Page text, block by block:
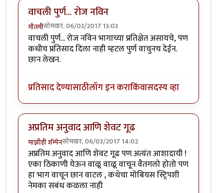
वाचली पुर्ण... रोज नविन
गौतमीसोमवार, 06/03/2017 13:03
वाचली पुर्ण... रोज नविन भागाच्या प्रतिक्षेत असायचे, पण
कधीच प्रतिसाद दिला नाही म्हटल पुर्ण वाचुनच देईन.
छान लेखन.
प्रतिसाद देण्यासाठीलॉग इन कराकिंवासदस्य व्हा
अप्रतिम अनुवाद आणि शेवट गूढ
माझीही शॅम्पेनसोमवार, 06/03/2017 14:02
अप्रतिम अनुवाद आणि शेवट गूढ पण अत्यंत आशादायी !
एका ठिकाणी येऊन वाळू वाळू वाचून वैतगलो होतो पण
हा भाग वाचून छान वाटल , कथेचा मोबियस स्ट्रिपशी
नेमका सबंध कळला नाही